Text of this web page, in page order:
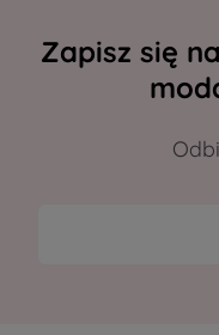
Zapisz się